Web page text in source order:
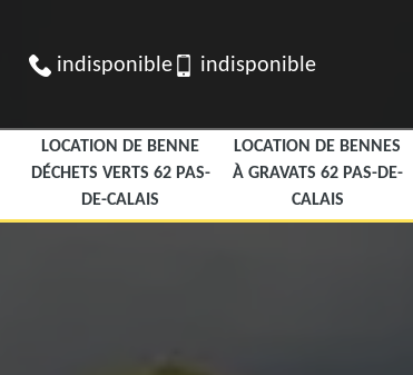
indisponible indisponible
LOCATION DE BENNE
DÉCHETS VERTS 62 PAS-
DE-CALAIS
LOCATION DE BENNES
À GRAVATS 62 PAS-DE-
CALAIS